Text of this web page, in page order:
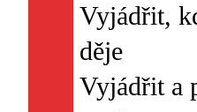
Vyjádřit,
děje
Vyjádřit a